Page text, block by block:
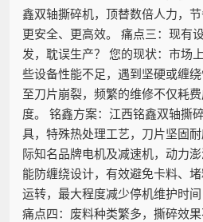
鑫双轴撕碎机，顶替数倍人力，
更安全、更高效。 痛点三：现有
发，耽误生产？ 您的现状：市场
些设备性能不足，遇到坚硬或缠
至刀片崩裂，频繁的维修不仅耗
度。 铭鑫方案：江西铭鑫双轴撕
具，特殊热处理工艺，刀片坚固
际知名品牌电机及减速机，动力
能防缠绕设计，有效避免卡料、
运转，最大程度减少停机维护时间
痛点四：废料种类繁多，撕碎效